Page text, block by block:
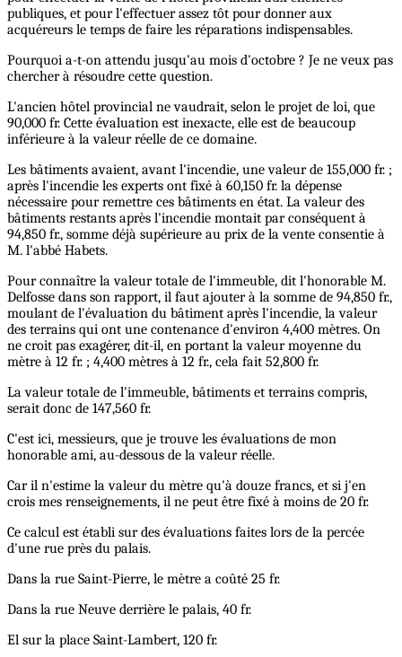
publiques, et pour l'effectuer assez tôt pour donner aux
acquéreurs le temps de faire les réparations indispensables.
Pourquoi a-t-on attendu jusqu'au mois d'octobre ? Je ne veux pas
chercher à résoudre cette question.
L'ancien hôtel provincial ne vaudrait, selon le projet de loi, que
90,000 fr. Cette évaluation est inexacte, elle est de beaucoup
inférieure à la valeur réelle de ce domaine.
Les bâtiments avaient, avant l'incendie, une valeur de 155,000 fr. ;
après l'incendie les experts ont fixé à 60,150 fr. la dépense
nécessaire pour remettre ces bâtiments en état. La valeur des
bâtiments restants après l'incendie montait par conséquent à
94,850 fr., somme déjà supérieure au prix de la vente consentie à
M. l'abbé Habets.
Pour connaître la valeur totale de l'immeuble, dit l'honorable M.
Delfosse dans son rapport, il faut ajouter à la somme de 94,850 fr.,
moulant de l'évaluation du bâtiment après l'incendie, la valeur
des terrains qui ont une contenance d'environ 4,400 mètres. On
ne croit pas exagérer, dit-il, en portant la valeur moyenne du
mètre à 12 fr. ; 4,400 mètres à 12 fr., cela fait 52,800 fr.
La valeur totale de l'immeuble, bâtiments et terrains compris,
serait donc de 147,560 fr.
C'est ici, messieurs, que je trouve les évaluations de mon
honorable ami, au-dessous de la valeur réelle.
Car il n'estime la valeur du mètre qu'à douze francs, et si j'en
crois mes renseignements, il ne peut être fixé à moins de 20 fr.
Ce calcul est établi sur des évaluations faites lors de la percée
d'une rue près du palais.
Dans la rue Saint-Pierre, le mètre a coûté 25 fr.
Dans la rue Neuve derrière le palais, 40 fr.
El sur la place Saint-Lambert, 120 fr.